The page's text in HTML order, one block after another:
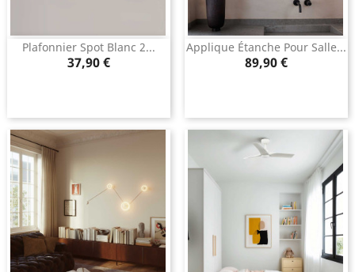
Plafonnier Spot Blanc 2...
Prix
37,90 €
Applique Étanche Pour Salle...
Prix
89,90 €